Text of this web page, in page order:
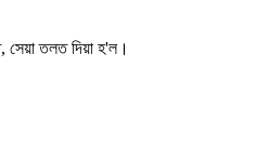
তলত দিয়া হ'ল।